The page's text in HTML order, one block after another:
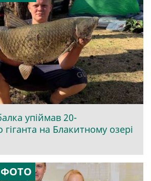
упіймав 20-
гіганта на Блакитному озері